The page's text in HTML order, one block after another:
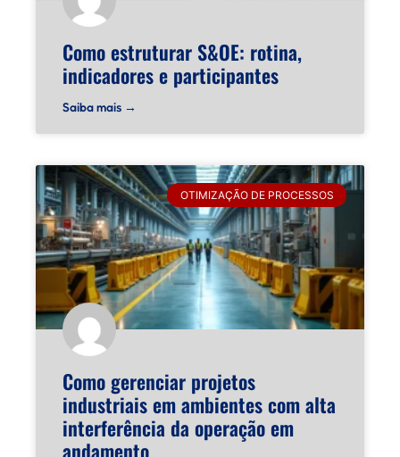
Como estruturar S&OE: rotina,
indicadores e participantes
Saiba mais →
OTIMIZAÇÃO DE PROCESSOS
Como gerenciar projetos
industriais em ambientes com alta
interferência da operação em
andamento